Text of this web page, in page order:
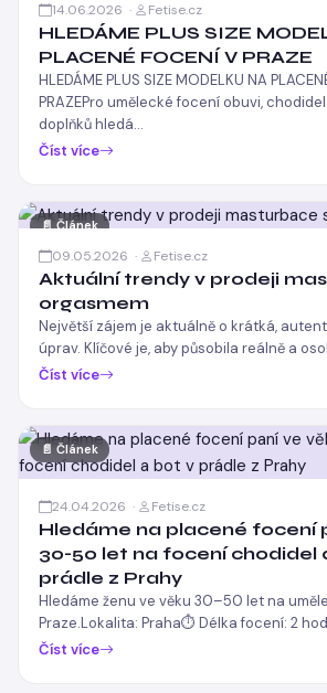
14.06.2026 · Fetise.cz
HLEDÁME PLUS SIZE
PLACENÉ FOCENÍ V PRAZE
HLEDÁME PLUS SIZE MODELKU NA
PRAZEPro umělecké focení obuvi,
doplňků hledá…
Číst více
📄 Článek
09.05.2026 · Fetise.cz
Aktuální trendy v prodeji
orgasmem
Největší zájem je aktuálně o krátká,
úprav. Klíčové je, aby působila reálně a
Číst více
📄 Článek
24.04.2026 · Fetise.cz
Hledáme na placené focení
30-50 let na focení chodidel
prádle z Prahy
Hledáme ženu ve věku 30–50 let na
Praze.Lokalita: Praha⏱ Délka focení: 2
Číst více